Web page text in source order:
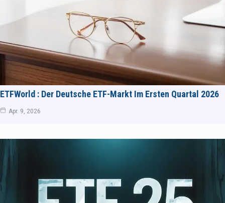
ETFWorld : Der Deutsche ETF-Markt Im Ersten Quartal 2026
Apr. 9, 2026